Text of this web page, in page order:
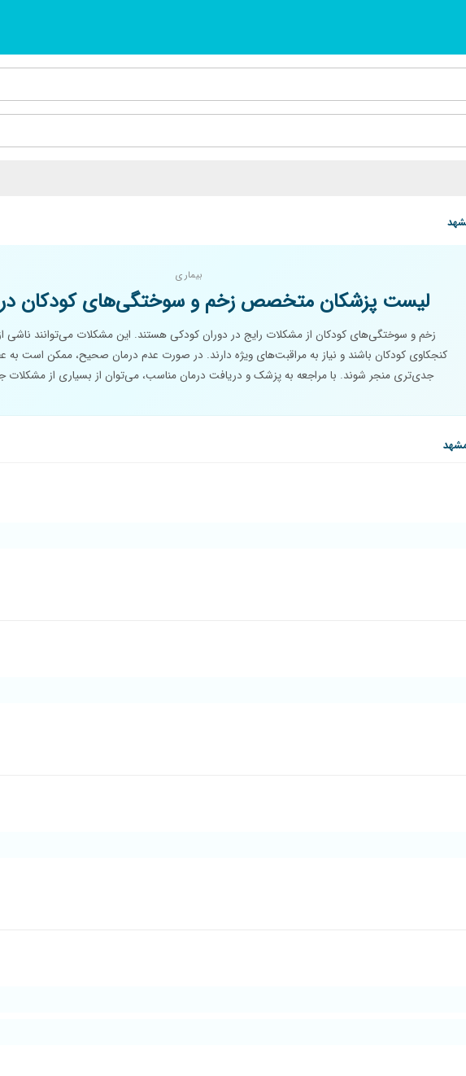
بیماری
لیست پزشکان متخصص زخم و سوختگی‌های کودکان
زخم و سوختگی‌های کودکان از مشکلات رایج در دوران کودکی هستند. این مشکلات می‌توانند ناشی
کنجکاوی کودکان باشند و نیاز به مراقبت‌های ویژه دارند. در صورت عدم درمان صحیح، ممکن است به
جدی‌تری منجر شوند. با مراجعه به پزشک و دریافت درمان مناسب، می‌توان از بسیاری از مشکلات